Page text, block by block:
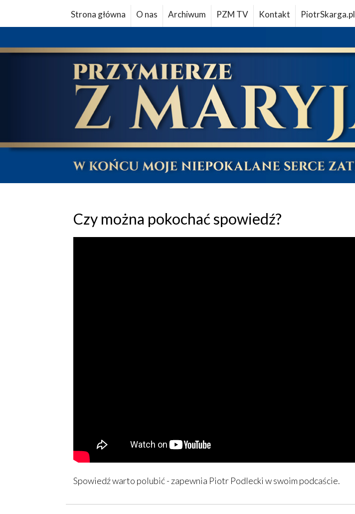
Strona główna O nas Archiwum PZM TV Kontakt PiotrSkarga.pl
Czy można pokochać spowiedź?
Spowiedź warto polubić - zapewnia Piotr Podlecki w swoim podcaście.